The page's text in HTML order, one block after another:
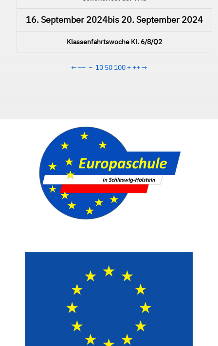
16. September 2024bis 20. September 2024
Klassenfahrtswoche Kl. 6/8/Q2
← −− − 10 50 100 + ++→